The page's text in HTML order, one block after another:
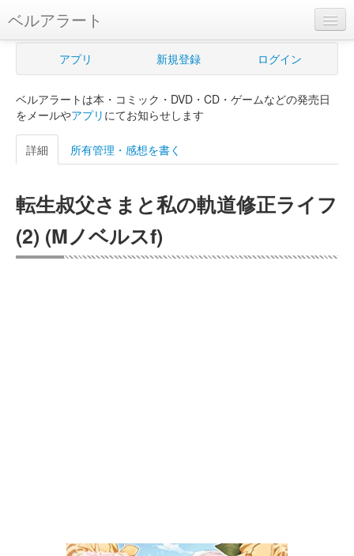
ベルアラート
ベルアラートとは
新規登録
ログイン
購入管理
Myシェルフ
アプリ 新規登録 ログイン
ベルアラートは本・コミック・DVD・CD・ゲームなどの発売日
をメールやアプリ にてお知らせします
詳細 所有管理・感想を書く
転生叔父さまと私の軌道修正ライフ
(2) (Mノベルスf)